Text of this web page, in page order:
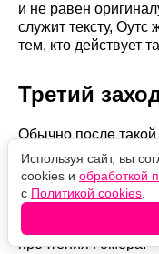
и не равен
служит тексту,
тем, кто действует
Третий
Обычно после такой
расходятся. Но
теперь уже в The
прежнюю
похож. Пламя
разбор
прочтения Гомера.
Используя сайт, вы
cookies и обработкой
с Политикой cookies